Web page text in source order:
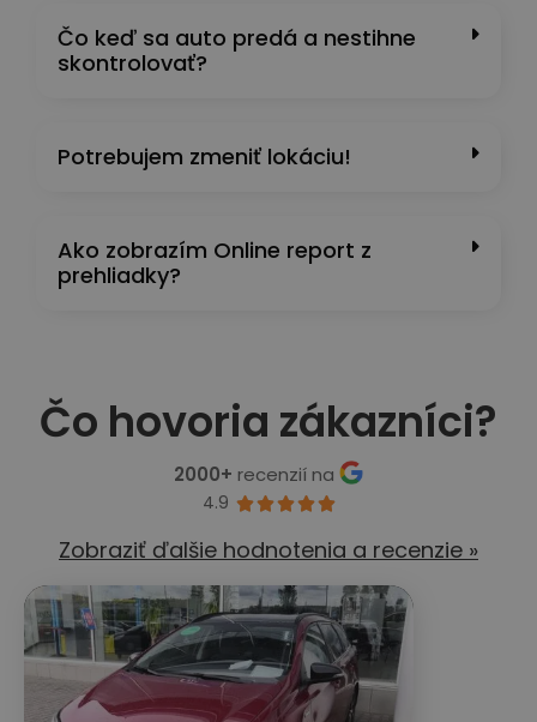
Čo keď sa auto predá a nestihne
skontrolovať?
Potrebujem zmeniť lokáciu!
Ako zobrazím Online report z
prehliadky?
Čo hovoria zákazníci?
2000+ recenzií na
4.9 
Zobraziť ďalšie hodnotenia a recenzie »